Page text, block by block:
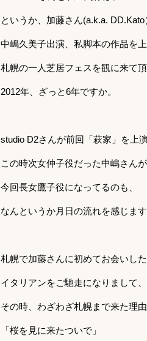
というか、加藤さん(a.k.a. DD.Kato
中嶋久美子出演、私脚本の作品を
札幌の一人芝居フェスを観に来て
2012年、ざっと6年ですか。
studio D2さんが前回「萩家」を上
この時次女仲子役だった中嶋さんが
今回長女鷹子役になってるのも、
なんというか月日の流れを感じます
札幌で加藤さんに初めてお会いした
イタリアンをご馳走になりまして、
その時、わざわざ札幌まで来た理由
「桜を見に来たついで」